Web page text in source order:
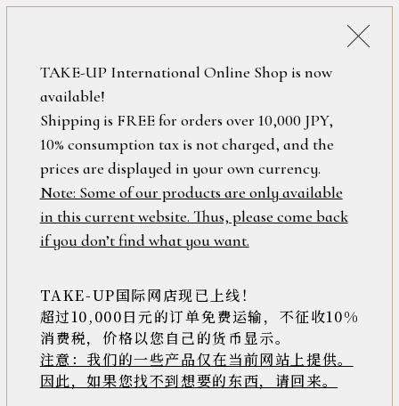
フリーワード
在庫なし含む
アイテム
ロ
グ
イ
ン
/
新
規
会
登
録
>>
TAKE-UP International Online Shop is now
available!
Shipping is FREE for orders over 10,000 JPY,
10% consumption tax is not charged, and the
prices are displayed in your own currency.
Note: Some of our products are only available
in this current website. Thus, please come back
if you don’t find what you want.
TAKE-UP国际网店现已上线！
超过10,000日元的订单免费运输，不征收10%
消费税，价格以您自己的货币显示。
注意：我们的一些产品仅在当前网站上提供。
因此，如果您找不到想要的东西，请回来。